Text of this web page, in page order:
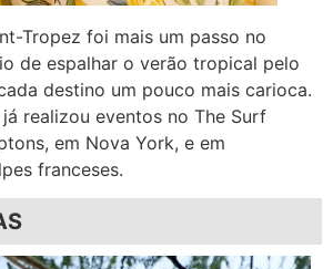
Tropez foi mais um passo no
de espalhar o verão tropical pelo
destino um pouco mais carioca.
realizou eventos no The Surf
em Nova York, e em
franceses.